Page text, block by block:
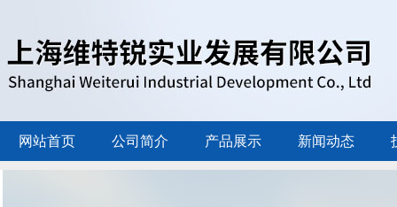
网站首页 公司简介 产品展示 新闻动态